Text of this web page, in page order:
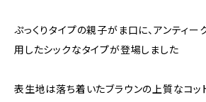
ぷっくりタイプの親子がま口に、アンティ
用したシックなタイプが登場しました
表生地は落ち着いたブラウンの上質なコッ